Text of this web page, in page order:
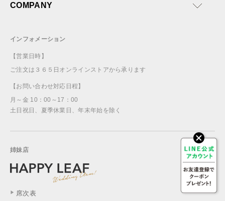
COMPANY
インフォメーション
【営業日時】
ご注文は３６５日オンラインストアから承ります
【お問い合わせ対応日程】
月～金 10：00～17：00
土日祝日、夏季休業日、年末年始を除く
姉妹店
席次表